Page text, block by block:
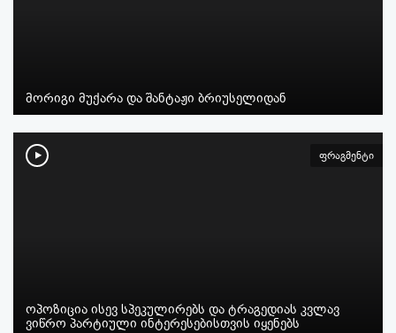
მორიგი მუქარა და შანტაჟი ბრიუსელიდან
ფრაგმენტი
ოპოზიცია ისევ სპეკულირებს და ტრაგედიას კვლავ
ვიწრო პარტიული ინტერესებისთვის იყენებს